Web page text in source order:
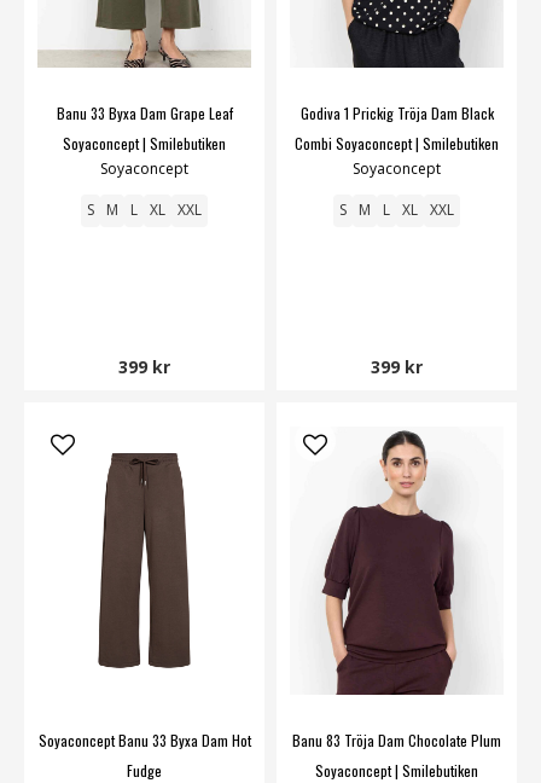
Banu 33 Byxa Dam Grape Leaf
Soyaconcept | Smilebutiken
Soyaconcept
S M L XL XXL
399 kr
Godiva 1 Prickig Tröja Dam Black
Combi Soyaconcept | Smilebutiken
Soyaconcept
S M L XL XXL
399 kr
Soyaconcept Banu 33 Byxa Dam Hot
Fudge
Banu 83 Tröja Dam Chocolate Plum
Soyaconcept | Smilebutiken